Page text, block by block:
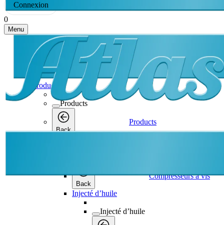
Connexion
0
Menu
Products
Products
Back
Products
Back
Compresseurs à vis
Injecté d’huile
Injecté d’huile